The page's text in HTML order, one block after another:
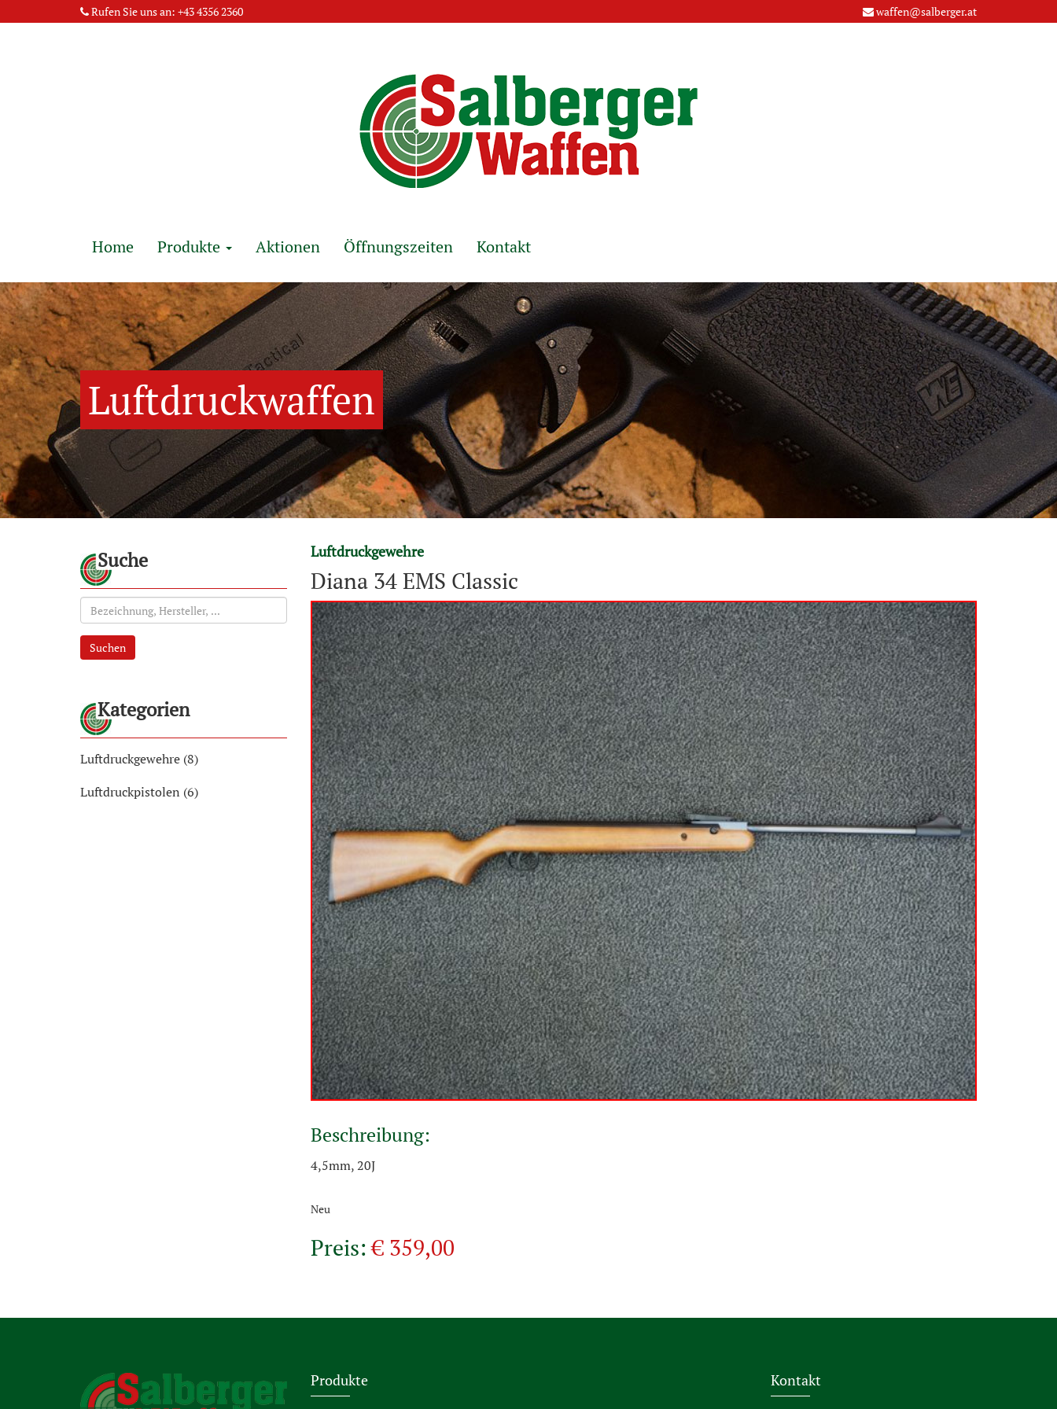
Rufen Sie uns an: +43 4356 2360 waffen@salberger.at
Home Produkte Aktionen Öffnungszeiten Kontakt
Luftdruckwaffen
Luftdruckgewehre
Diana 34 EMS Classic
Beschreibung:
4,5mm, 20J
Neu
Preis:€ 359,00
Suche
Suchen
Kategorien
Luftdruckgewehre (8)
Luftdruckpistolen (6)
Produkte Kontakt